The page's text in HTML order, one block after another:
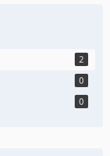
2
0
0